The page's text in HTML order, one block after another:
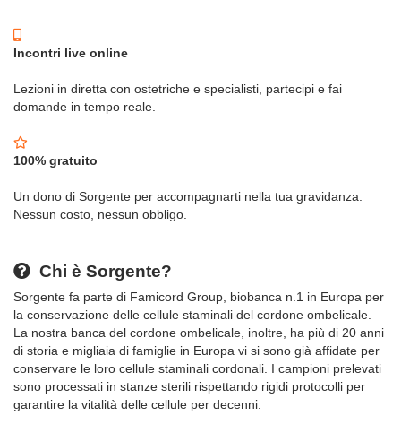
Incontri live online
Lezioni in diretta con ostetriche e specialisti, partecipi e fai
domande in tempo reale.
100% gratuito
Un dono di Sorgente per accompagnarti nella tua gravidanza.
Nessun costo, nessun obbligo.
Chi è Sorgente?
Sorgente fa parte di Famicord Group, biobanca n.1 in Europa per
la conservazione delle cellule staminali del cordone ombelicale.
La nostra banca del cordone ombelicale, inoltre, ha più di 20 anni
di storia e migliaia di famiglie in Europa vi si sono già affidate per
conservare le loro cellule staminali cordonali. I campioni prelevati
sono processati in stanze sterili rispettando rigidi protocolli per
garantire la vitalità delle cellule per decenni.